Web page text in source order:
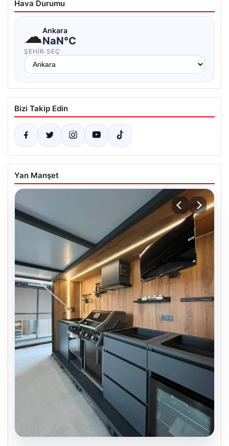
Hava Durumu
☁Ankara
NaN°C
ŞEHIR SEÇ
Bizi Takip Edin
Yan Manşet